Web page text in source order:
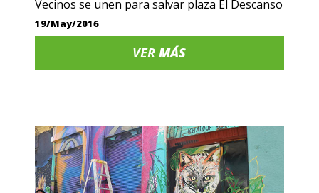
Vecinos se unen para salvar plaza El Descanso
19/May/2016
VERMÁS